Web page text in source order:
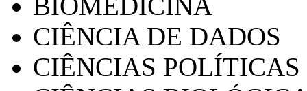
CIÊNCIA DE DADOS
CIÊNCIAS POLÍTICAS